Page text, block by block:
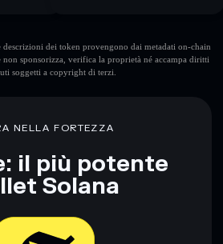
dei token provengono dai metadati on-chain
sponsorizza, verifica la proprietà né accampa diritti
soggetti a copyright di terzi.
NELLA FORTEZZA
il più potente
Solana